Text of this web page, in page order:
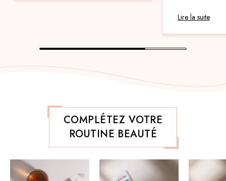
Lire la suite
COMPLÉTEZ VOTRE
ROUTINE BEAUTÉ